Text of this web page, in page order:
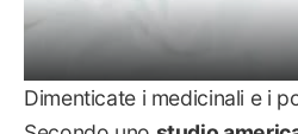
Dimenticate i medicinali e i